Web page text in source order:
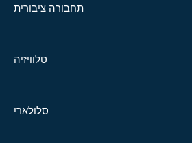
תחבורה ציבורית
טלוויזיה
סלולארי